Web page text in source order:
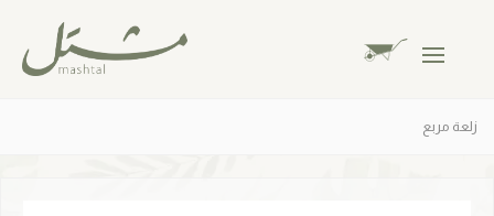
زلعة مربع